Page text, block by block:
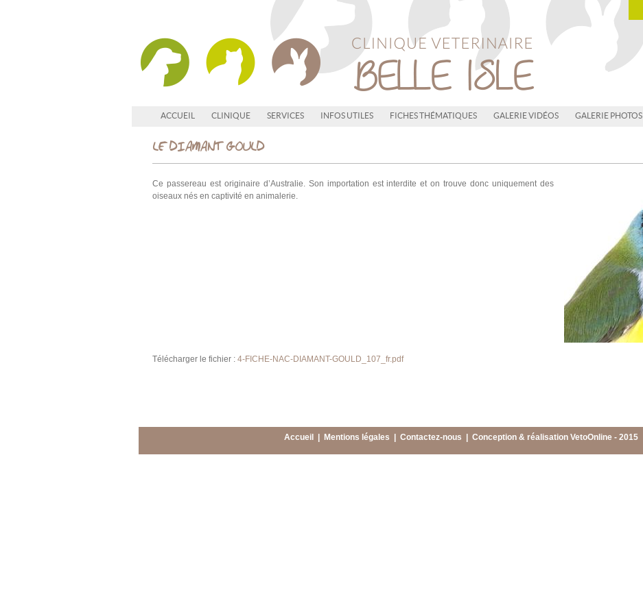
ACCUEIL CLINIQUE SERVICES INFOS UTILES FICHES THÉMATIQUES GALERIE VIDÉOS GALERIE PHOTOS
LE DIAMANT GOULD
Ce passereau est originaire d’Australie. Son importation est interdite et on trouve donc uniquement des
oiseaux nés en captivité en animalerie.
Télécharger le fichier : 4-FICHE-NAC-DIAMANT-GOULD_107_fr.pdf
Accueil Mentions légales Contactez-nous Conception & réalisation VetoOnline - 2015